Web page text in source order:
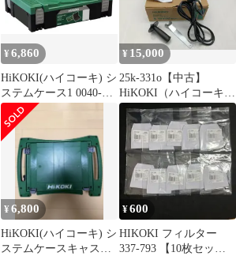
¥6,860
HiKOKI(ハイコーキ) シ
ステムケース1 0040-
2656ym a465feab
¥ 15,000
25k-331o【中古】
HiKOKI（ハイコーキ）
S18V(N) パット無し 電
子ディスクサンダ
¥6,800
HiKOKI(ハイコーキ) シ
ステムケースキャスタ
¥600
HIKOKI フィルター
337-793 【10枚セッ